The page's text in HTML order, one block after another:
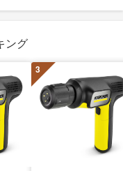
ング
3